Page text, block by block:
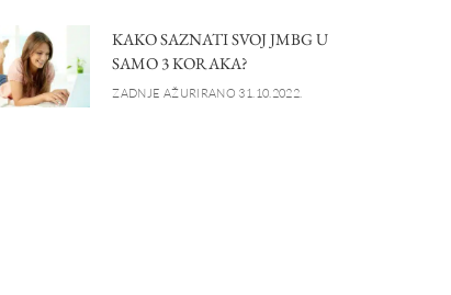
KAKO SAZNATI SVOJ JMBG U
SAMO 3 KORAKA?
ZADNJE AŽURIRANO 31.10.2022.